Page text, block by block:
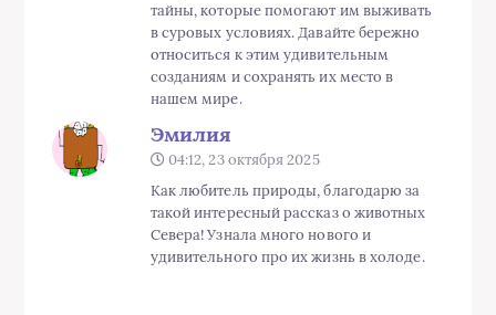
тайны, которые помогают им выживать
в суровых условиях. Давайте бережно
относиться к этим удивительным
созданиям и сохранять их место в
нашем мире.
Эмилия
04:12, 23 октября 2025
Как любитель природы, благодарю за
такой интересный рассказ о животных
Севера! Узнала много нового и
удивительного про их жизнь в холоде.